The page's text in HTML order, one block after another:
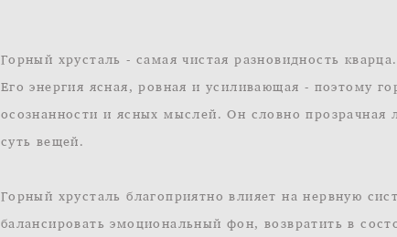
Горный хрусталь - самая чистая разновидность кварца.
Его энергия ясная, ровная и усиливающая - поэтому
осознанности и ясных мыслей. Он словно
суть вещей. ​
Горный хрусталь благоприятно влияет на нервную
балансировать эмоциональный фон, возвратить в